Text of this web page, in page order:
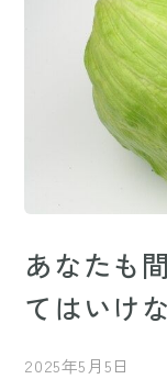
あなたも
てはいけ
2025年5月5日